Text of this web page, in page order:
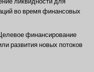
во время финансовых
финансирование
развития новых потоков